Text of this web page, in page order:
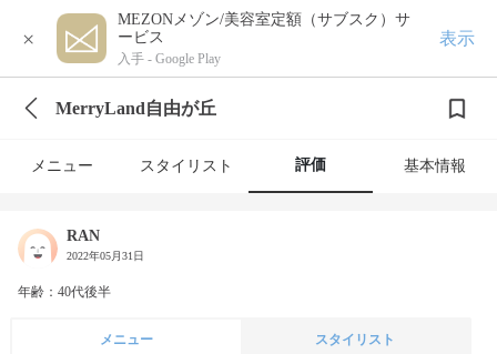
×
MEZONメゾン/美容室定額（サブスク）サ
ービス
入手 - Google Play
表示
MerryLand自由が丘
メニュー スタイリスト 評価 基本情報
RAN
2022年05月31日
年齢：40代後半
メニュー スタイリスト